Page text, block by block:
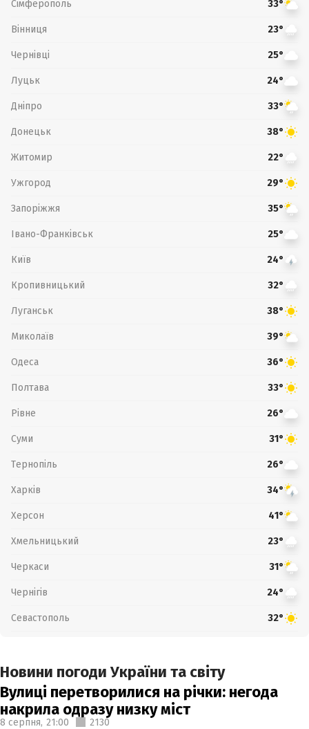
Сімферополь 33°
Вінниця 23°
Чернівці 25°
Луцьк 24°
Дніпро 33°
Донецьк 38°
Житомир 22°
Ужгород 29°
Запоріжжя 35°
Івано-Франківськ 25°
Київ 24°
Кропивницький 32°
Луганськ 38°
Миколаїв 39°
Одеса 36°
Полтава 33°
Рівне 26°
Суми 31°
Тернопіль 26°
Харків 34°
Херсон 41°
Хмельницький 23°
Черкаси 31°
Чернігів 24°
Севастополь 32°
Новини погоди України та світу
Вулиці перетворилися на річки: негода
накрила одразу низку міст
8 серпня, 21:00 2130